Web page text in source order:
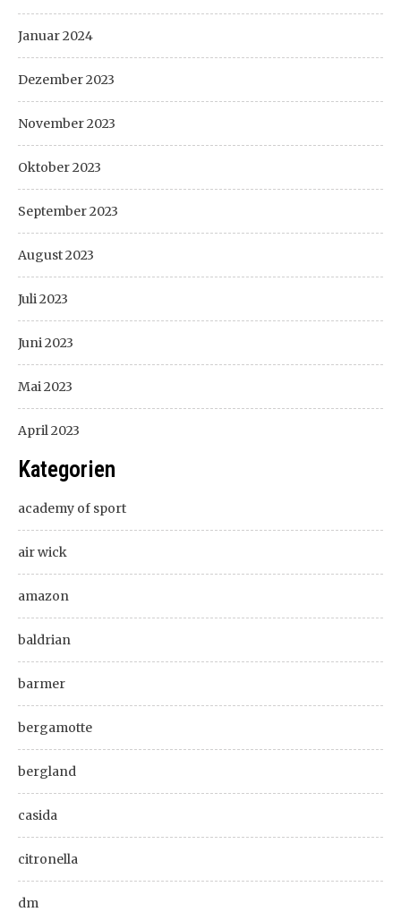
Januar 2024
Dezember 2023
November 2023
Oktober 2023
September 2023
August 2023
Juli 2023
Juni 2023
Mai 2023
April 2023
Kategorien
academy of sport
air wick
amazon
baldrian
barmer
bergamotte
bergland
casida
citronella
dm